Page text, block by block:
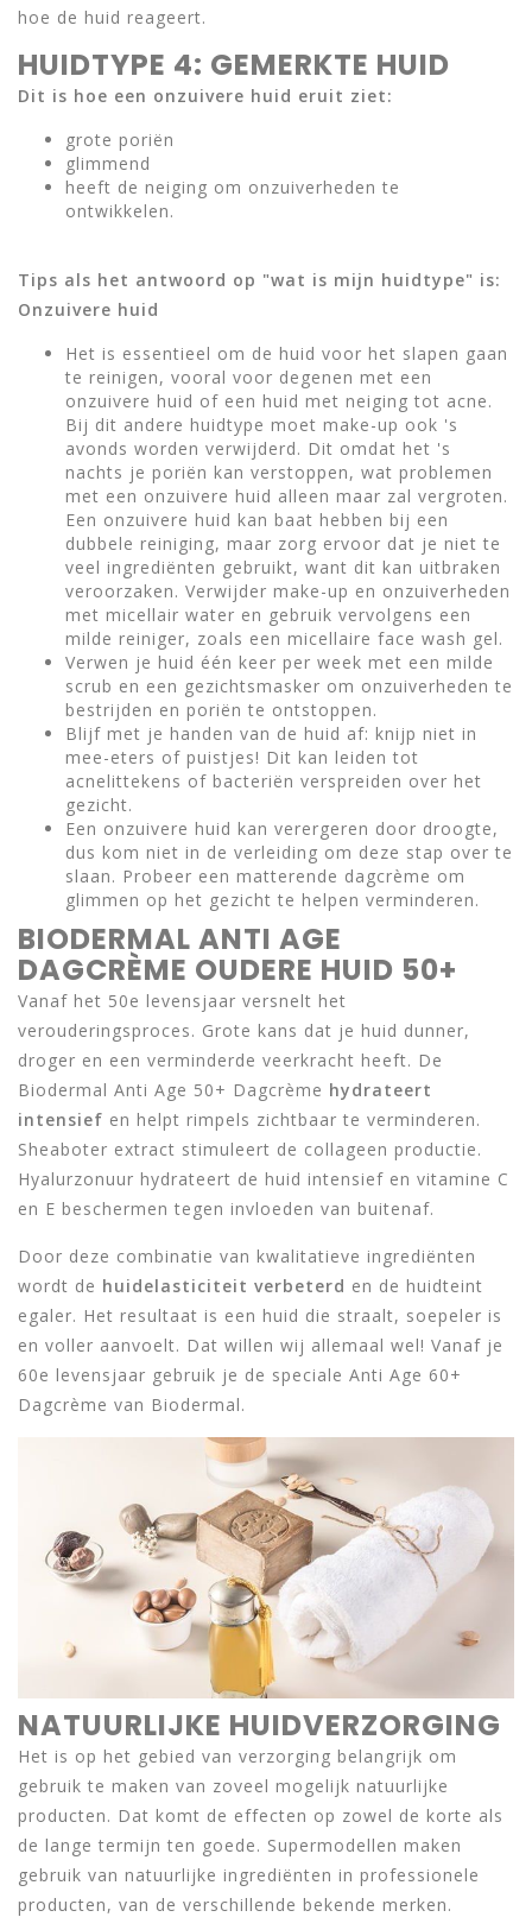
hoe de huid reageert.
HUIDTYPE 4: GEMERKTE HUID
Dit is hoe een onzuivere huid eruit ziet:
grote poriën
glimmend
heeft de neiging om onzuiverheden te
ontwikkelen.
Tips als het antwoord op "wat is mijn huidtype" is:
Onzuivere huid
Het is essentieel om de huid voor het slapen gaan
te reinigen, vooral voor degenen met een
onzuivere huid of een huid met neiging tot acne.
Bij dit andere huidtype moet make-up ook 's
avonds worden verwijderd. Dit omdat het 's
nachts je poriën kan verstoppen, wat problemen
met een onzuivere huid alleen maar zal vergroten.
Een onzuivere huid kan baat hebben bij een
dubbele reiniging, maar zorg ervoor dat je niet te
veel ingrediënten gebruikt, want dit kan uitbraken
veroorzaken. Verwijder make-up en onzuiverheden
met micellair water en gebruik vervolgens een
milde reiniger, zoals een micellaire face wash gel.
Verwen je huid één keer per week met een milde
scrub en een gezichtsmasker om onzuiverheden te
bestrijden en poriën te ontstoppen.
Blijf met je handen van de huid af: knijp niet in
mee-eters of puistjes! Dit kan leiden tot
acnelittekens of bacteriën verspreiden over het
gezicht.
Een onzuivere huid kan verergeren door droogte,
dus kom niet in de verleiding om deze stap over te
slaan. Probeer een matterende dagcrème om
glimmen op het gezicht te helpen verminderen.
BIODERMAL ANTI AGE
DAGCRÈME OUDERE HUID 50+
Vanaf het 50e levensjaar versnelt het
verouderingsproces. Grote kans dat je huid dunner,
droger en een verminderde veerkracht heeft. De
Biodermal Anti Age 50+ Dagcrème hydrateert
intensief en helpt rimpels zichtbaar te verminderen.
Sheaboter extract stimuleert de collageen productie.
Hyalurzonuur hydrateert de huid intensief en vitamine C
en E beschermen tegen invloeden van buitenaf.
Door deze combinatie van kwalitatieve ingrediënten
wordt de huidelasticiteit verbeterd en de huidteint
egaler. Het resultaat is een huid die straalt, soepeler is
en voller aanvoelt. Dat willen wij allemaal wel! Vanaf je
60e levensjaar gebruik je de speciale Anti Age 60+
Dagcrème van Biodermal.
NATUURLIJKE HUIDVERZORGING
Het is op het gebied van verzorging belangrijk om
gebruik te maken van zoveel mogelijk natuurlijke
producten. Dat komt de effecten op zowel de korte als
de lange termijn ten goede. Supermodellen maken
gebruik van natuurlijke ingrediënten in professionele
producten, van de verschillende bekende merken.